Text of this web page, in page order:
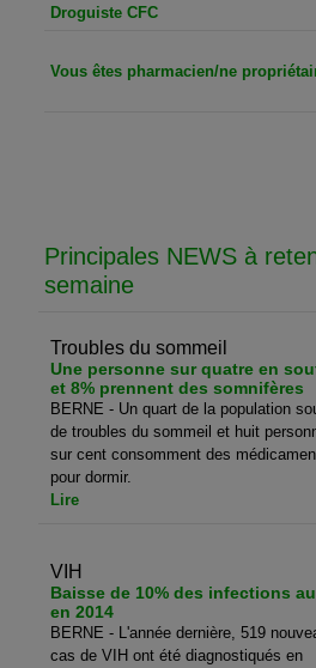
Droguiste CFC
Vous êtes pharmacien/ne
Principales NEWS à
semaine
Troubles du sommeil
Une personne sur quatre en
et 8% prennent des somnifères
BERNE - Un quart de la population
de troubles du sommeil et huit
sur cent consomment des
pour dormir.
Lire
VIH
Baisse de 10% des infections au
en 2014
BERNE - L'année dernière, 519
cas de VIH ont été diagnostiqués en